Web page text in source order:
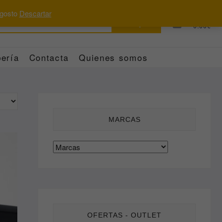
Descartar
0.00€
Contacta Quienes somos
MARCAS
OFERTAS - OUTLET